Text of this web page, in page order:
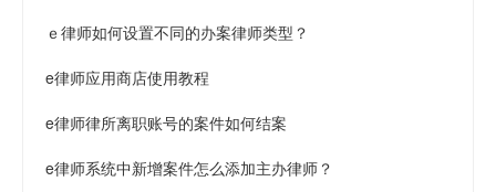
ｅ律师如何设置不同的办案律师类型？
e律师应用商店使用教程
e律师律所离职账号的案件如何结案
e律师系统中新增案件怎么添加主办律师？